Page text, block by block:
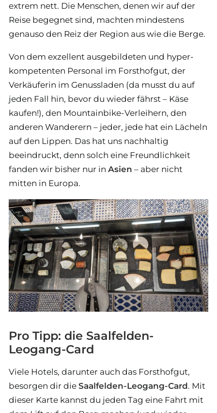
extrem nett. Die Menschen, denen wir auf der
Reise begegnet sind, machten mindestens
genauso den Reiz der Region aus wie die Berge.
Von dem exzellent ausgebildeten und hyper-
kompetenten Personal im Forsthofgut, der
Verkäuferin im Genussladen (da musst du auf
jeden Fall hin, bevor du wieder fährst – Käse
kaufen!), den Mountainbike-Verleihern, den
anderen Wanderern – jeder, jede hat ein Lächeln
auf den Lippen. Das hat uns nachhaltig
beeindruckt, denn solch eine Freundlichkeit
fanden wir bisher nur in Asien – aber nicht
mitten in Europa.
Pro Tipp: die Saalfelden-
Leogang-Card
Viele Hotels, darunter auch das Forsthofgut,
besorgen dir die Saalfelden-Leogang-Card. Mit
dieser Karte kannst du jeden Tag eine Fahrt mit